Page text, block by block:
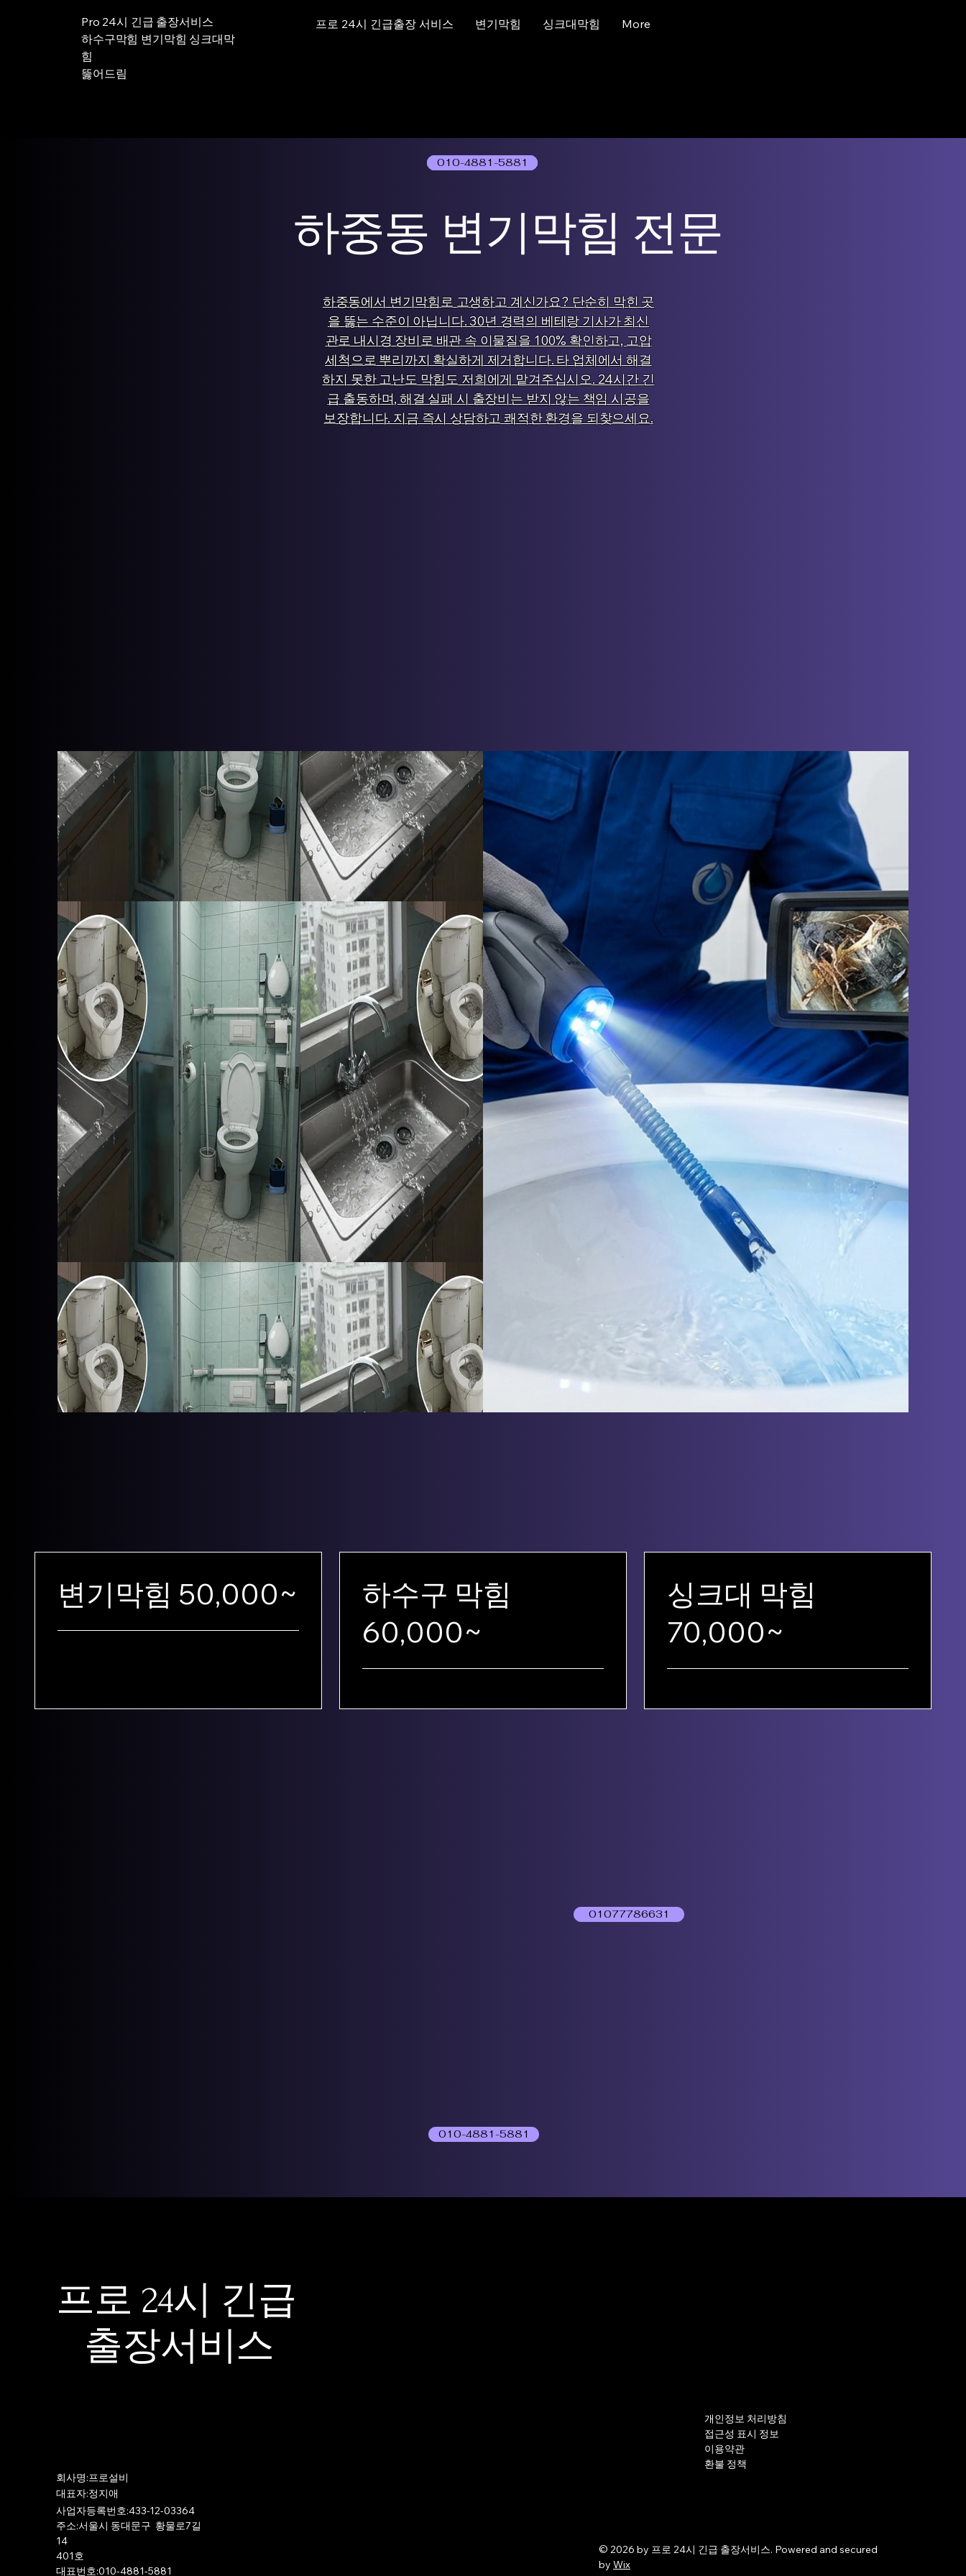
Pro 24시 긴급 출장서비스
하수구막힘 변기막힘 싱크대막
힘
뚫어드림
프로 24시 긴급출장 서비스 변기막힘 싱크대막힘 More
01077786631
하중동 변기막힘 전문
하중동에서 변기막힘로 고생하고 계신가요? 단순히 막힌 곳
을 뚫는 수준이 아닙니다. 30년 경력의 베테랑 기사가 최신
관로 내시경 장비로 배관 속 이물질을 100% 확인하고, 고압
세척으로 뿌리까지 확실하게 제거합니다. 타 업체에서 해결
하지 못한 고난도 막힘도 저희에게 맡겨주십시오. 24시간 긴
급 출동하며, 해결 실패 시 출장비는 받지 않는 책임 시공을
보장합니다. 지금 즉시 상담하고 쾌적한 환경을 되찾으세요.
변기막힘 50,000~
하수구 막힘
60,000~
싱크대 막힘
70,000~
01077786631
010-4881-5881
010-4881-5881
프로 24시 긴급
출장서비스
​회사명:프로설비
​대표자:정지애
사업자등록번호:433-12-03364
주소:서울시 동대문구 황물로7길
14
401호
​대표번호:010-4881-5881
개인정보 처리방침
접근성 표시 정보
이용약관
환불 정책
© 2026 by 프로 24시 긴급 출장서비스. Powered and secured
by Wix